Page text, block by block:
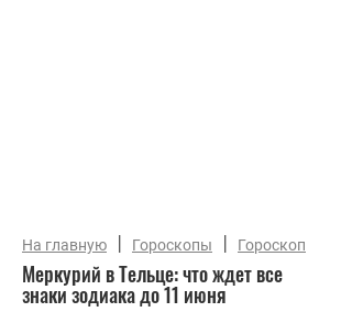
На главную | Гороскопы | Гороскоп
Меркурий в Тельце: что ждет все
знаки зодиака до 11 июня